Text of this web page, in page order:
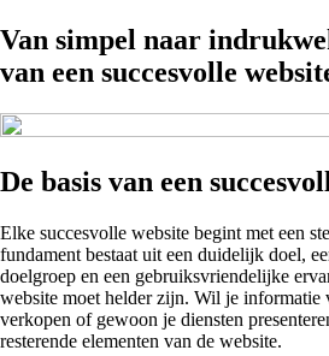
Van simpel naar
van een succesvolle
De basis van een
Elke succesvolle website begint met een
fundament bestaat uit een duidelijk doel,
doelgroep en een gebruiksvriendelijke
website moet helder zijn. Wil je informatie
verkopen of gewoon je diensten
resterende elementen van de website.